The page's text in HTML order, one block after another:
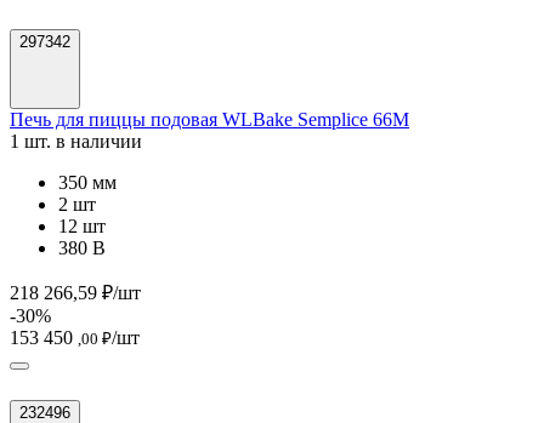
297342
Печь для пиццы подовая WLBake Semplice 66M
1 шт. в наличии
350 мм
2 шт
12 шт
380 В
218 266,59 ₽/шт
-30%
153 450 ,00 ₽/шт
232496